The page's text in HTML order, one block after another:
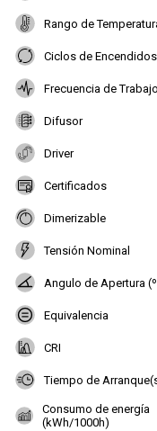
Rango de
Ciclos de Encendidos
Frecuencia de
Difusor
Driver
Certificados
Dimerizable
Tensión Nominal
Angulo de Apertura
Equivalencia
CRI
Tiempo de
Consumo de energía
(kWh/1000h)